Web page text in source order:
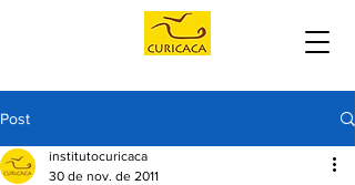
Post
institutocuricaca
30 de nov. de 2011